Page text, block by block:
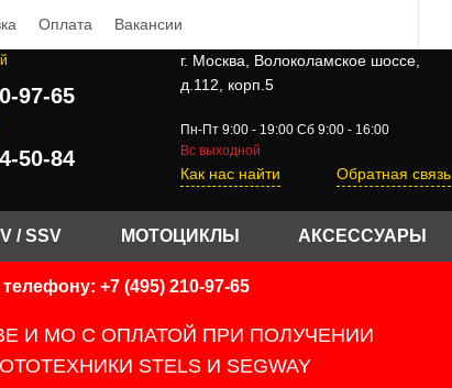
Оплата Вакансии
97-65
50-84
г. Москва, Волоколамское шоссе,
д.112, корп.5
Пн-Пт 9:00 - 19:00 Сб 9:00 - 16:00
Вс выходной
Как нас найти Обратная связь
/ SSV МОТОЦИКЛЫ АКСЕССУАРЫ
+7 (495) 210-97-65
И МО С ОПЛАТОЙ ПРИ ПОЛУЧЕНИИ
STELS И SEGWAY